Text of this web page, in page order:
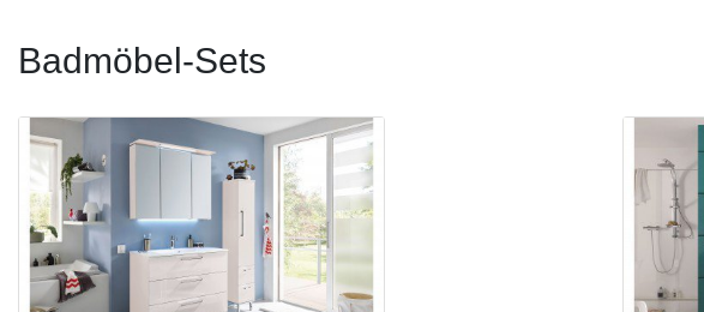
Badmöbel-Sets
Deals